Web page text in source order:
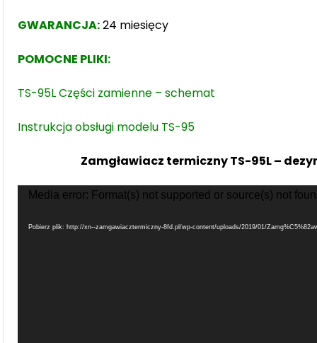
GWARANCJA:24 miesięcy
POMOCNE PLIKI:
TS-95L Części zamienne – schemat
Instrukcja obsługi modelu TS-95
Zamgławiacz termiczny TS-95L –
Odtwarzacz
Media error: Format(s) not supported or source(s) not
Pobierz plik: http://xn--zamgawiacztermiczny-8fd.pl/wp-content/uploads/2019/01/